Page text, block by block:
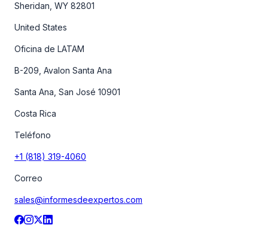
Sheridan, WY 82801
United States
Oficina de LATAM
B-209, Avalon Santa Ana
Santa Ana, San José 10901
Costa Rica
Teléfono
+1 (818) 319-4060
Correo
sales@informesdeexpertos.com